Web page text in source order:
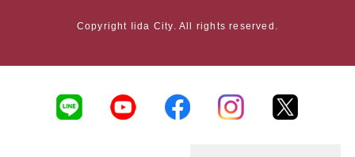
Copyright Iida City. All rights reserved.